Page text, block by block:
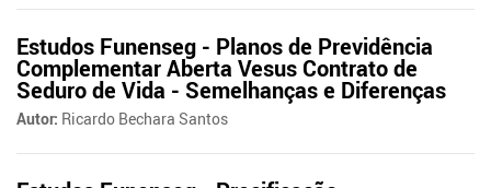
Estudos Funenseg - Planos de Previdência
Complementar Aberta Vesus Contrato de
Seduro de Vida - Semelhanças e Diferenças
Autor: Ricardo Bechara Santos